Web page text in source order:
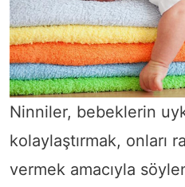
Ninniler, bebeklerin
kolaylaştırmak, onları
vermek amacıyla